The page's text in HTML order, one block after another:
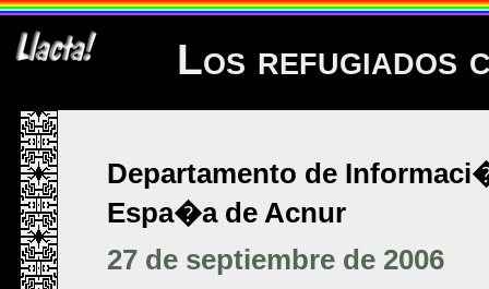
Los refugiados
Departamento de
Espa�a de Acnur
27 de septiembre de 2006